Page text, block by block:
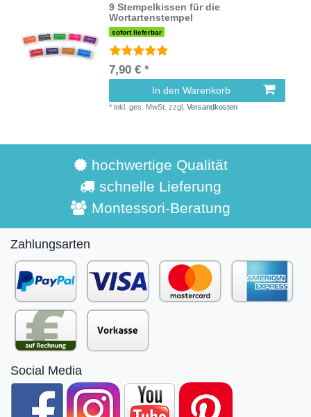
9 Stempelkissen für die
Wortartenstempel
sofort lieferbar
7,90 € *
In den Warenkorb
*inkl. ges. MwSt. zzgl.Versandkosten
hochwertige Qualität
schnelle Lieferung
Montessori-Beratung
Zahlungsarten
Social Media